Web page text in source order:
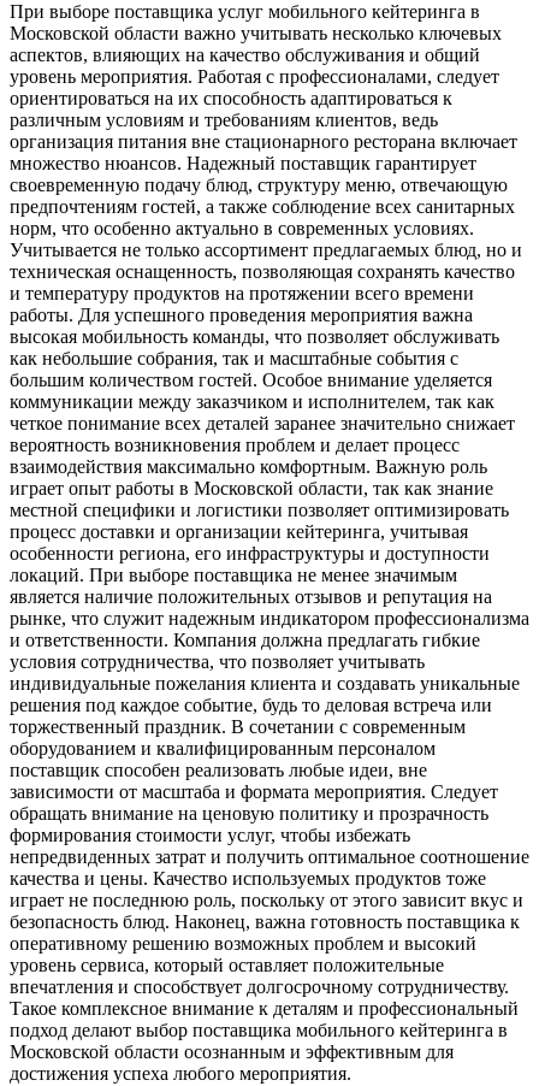
При выборе поставщика услуг мобильного кейтеринга в
Московской области важно учитывать несколько ключевых
аспектов, влияющих на качество обслуживания и общий
уровень мероприятия. Работая с профессионалами, следует
ориентироваться на их способность адаптироваться к
различным условиям и требованиям клиентов, ведь
организация питания вне стационарного ресторана включает
множество нюансов. Надежный поставщик гарантирует
своевременную подачу блюд, структуру меню, отвечающую
предпочтениям гостей, а также соблюдение всех санитарных
норм, что особенно актуально в современных условиях.
Учитывается не только ассортимент предлагаемых блюд, но и
техническая оснащенность, позволяющая сохранять качество
и температуру продуктов на протяжении всего времени
работы. Для успешного проведения мероприятия важна
высокая мобильность команды, что позволяет обслуживать
как небольшие собрания, так и масштабные события с
большим количеством гостей. Особое внимание уделяется
коммуникации между заказчиком и исполнителем, так как
четкое понимание всех деталей заранее значительно снижает
вероятность возникновения проблем и делает процесс
взаимодействия максимально комфортным. Важную роль
играет опыт работы в Московской области, так как знание
местной специфики и логистики позволяет оптимизировать
процесс доставки и организации кейтеринга, учитывая
особенности региона, его инфраструктуры и доступности
локаций. При выборе поставщика не менее значимым
является наличие положительных отзывов и репутация на
рынке, что служит надежным индикатором профессионализма
и ответственности. Компания должна предлагать гибкие
условия сотрудничества, что позволяет учитывать
индивидуальные пожелания клиента и создавать уникальные
решения под каждое событие, будь то деловая встреча или
торжественный праздник. В сочетании с современным
оборудованием и квалифицированным персоналом
поставщик способен реализовать любые идеи, вне
зависимости от масштаба и формата мероприятия. Следует
обращать внимание на ценовую политику и прозрачность
формирования стоимости услуг, чтобы избежать
непредвиденных затрат и получить оптимальное соотношение
качества и цены. Качество используемых продуктов тоже
играет не последнюю роль, поскольку от этого зависит вкус и
безопасность блюд. Наконец, важна готовность поставщика к
оперативному решению возможных проблем и высокий
уровень сервиса, который оставляет положительные
впечатления и способствует долгосрочному сотрудничеству.
Такое комплексное внимание к деталям и профессиональный
подход делают выбор поставщика мобильного кейтеринга в
Московской области осознанным и эффективным для
достижения успеха любого мероприятия.